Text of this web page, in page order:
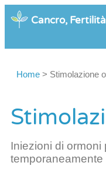
Cancro,
Home > Stimolazione
Iniezioni di ormoni
temporaneamente